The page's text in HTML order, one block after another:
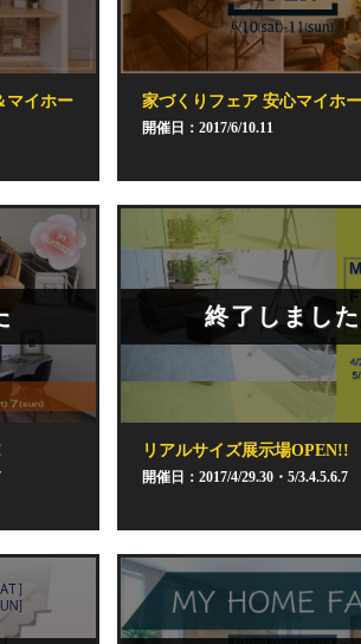
マイホー
家づくりフェア 安心マイホ
開催日：2017/6/10.11
終了しました
リアルサイズ展示場OPEN!!
開催日：2017/4/29.30・5/3.4.5.6.7